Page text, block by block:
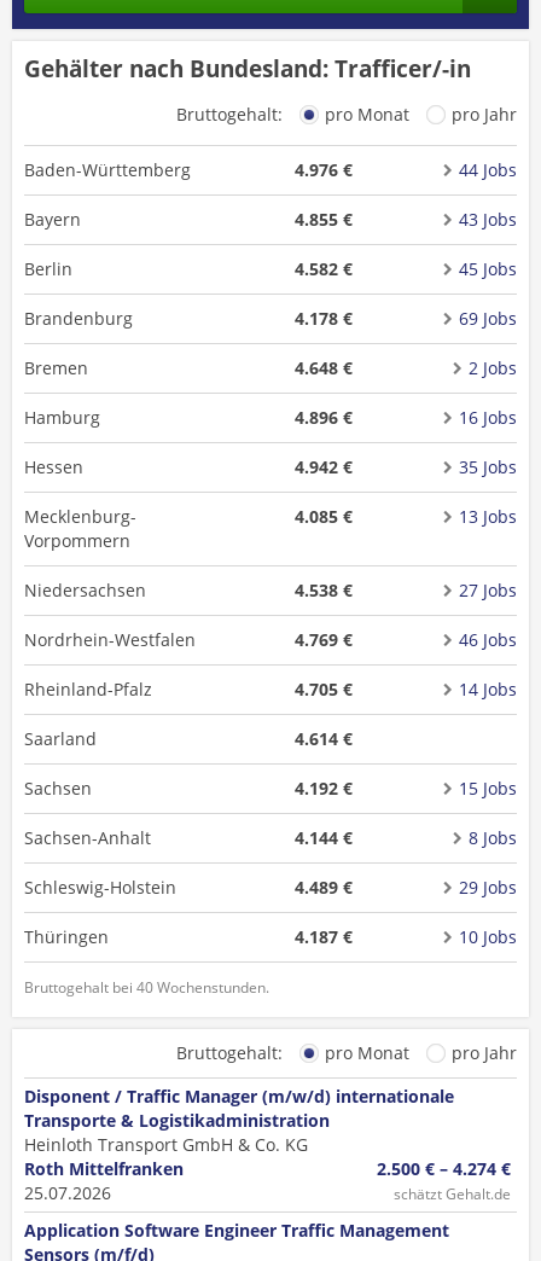
Gehälter nach Bundesland: Trafficer/-in
Bruttogehalt: pro Monat pro Jahr
Baden-Württemberg 4.976 € 44 Jobs
Bayern 4.855 € 43 Jobs
Berlin 4.582 € 45 Jobs
Brandenburg 4.178 € 69 Jobs
Bremen 4.648 € 2 Jobs
Hamburg 4.896 € 16 Jobs
Hessen 4.942 € 35 Jobs
Mecklenburg-
Vorpommern
4.085 € 13 Jobs
Niedersachsen 4.538 € 27 Jobs
Nordrhein-Westfalen 4.769 € 46 Jobs
Rheinland-Pfalz 4.705 € 14 Jobs
Saarland 4.614 €
Sachsen 4.192 € 15 Jobs
Sachsen-Anhalt 4.144 € 8 Jobs
Schleswig-Holstein 4.489 € 29 Jobs
Thüringen 4.187 € 10 Jobs
Bruttogehalt bei 40 Wochenstunden.
Bruttogehalt: pro Monat
pro Jahr
Disponent / Traffic Manager (m/w/d) internationale
Transporte & Logistikadministration
Heinloth Transport GmbH & Co. KG
Roth Mittelfranken
25.07.2026
2.500 € – 4.274 €
schätzt Gehalt.de
Application Software Engineer Traffic Management
Sensors (m/f/d)